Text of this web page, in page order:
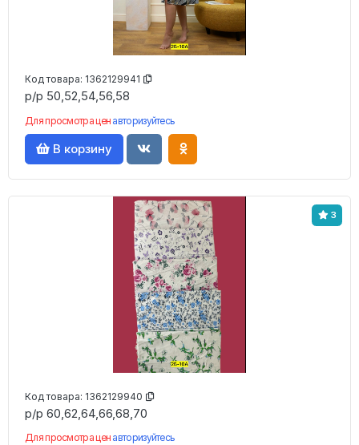
Код товара: 1362129941
р/р 50,52,54,56,58
Для просмотра цен авторизуйтесь
В корзину
3
Код товара: 1362129940
р/р 60,62,64,66,68,70
Для просмотра цен авторизуйтесь